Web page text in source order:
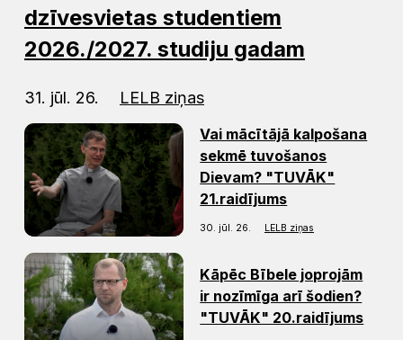
dzīvesvietas studentiem
2026./2027. studiju gadam
31. jūl. 26. LELB ziņas
Vai mācītājā kalpošana
sekmē tuvošanos
Dievam? "TUVĀK"
21.raidījums
30. jūl. 26. LELB ziņas
Kāpēc Bībele joprojām
ir nozīmīga arī šodien?
"TUVĀK" 20.raidījums